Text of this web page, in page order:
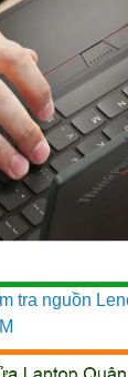
tra nguồn